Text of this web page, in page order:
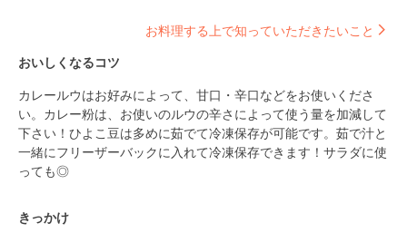
お料理する上で知っていただきたいこと
おいしくなるコツ
カレールウはお好みによって、甘口・辛口などをお使いくださ
い。カレー粉は、お使いのルウの辛さによって使う量を加減して
下さい！ひよこ豆は多めに茹でて冷凍保存が可能です。茹で汁と
一緒にフリーザーバックに入れて冷凍保存できます！サラダに使
っても◎
きっかけ